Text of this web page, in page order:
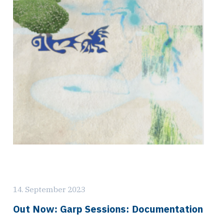
14. September 2023
Out Now: Garp Sessions: Documentation